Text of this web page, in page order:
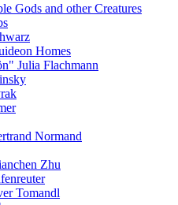
Gods and other Creatures
Homes
Julia Flachmann
Normand
Zhu
Tomandl